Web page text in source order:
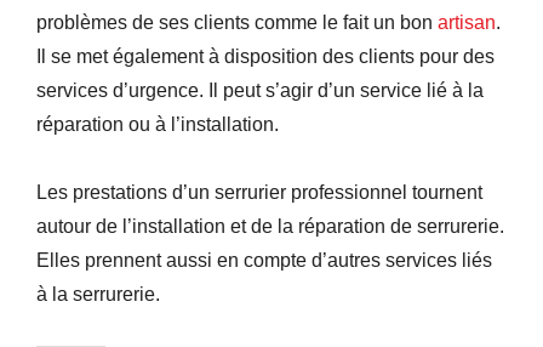
problèmes de ses clients comme le fait un bon artisan.
Il se met également à disposition des clients pour des
services d’urgence. Il peut s’agir d’un service lié à la
réparation ou à l’installation.
Les prestations d’un serrurier professionnel tournent
autour de l’installation et de la réparation de serrurerie.
Elles prennent aussi en compte d’autres services liés
à la serrurerie.